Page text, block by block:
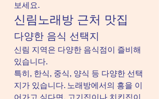
보세요.
신림노래방 근처 맛집
다양한 음식 선택지
신림 지역은 다양한 음식점이 즐비해
있습니다.
특히, 한식, 중식, 양식 등 다양한 선택
지가 있습니다. 노래방에서의 흥을 이